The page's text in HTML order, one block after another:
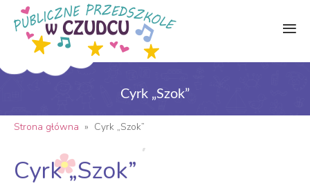
Cyrk „Szok”
Strona główna » Cyrk „Szok”
Cyrk „Szok”